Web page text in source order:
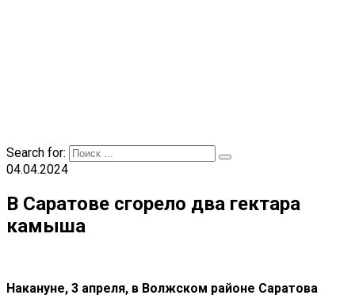
Search for:
04.04.2024
В Саратове сгорело два гектара
камыша
Накануне, 3 апреля, в Волжском районе Саратова